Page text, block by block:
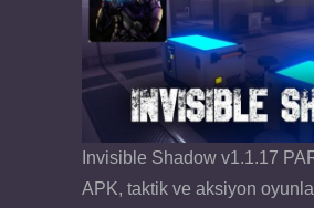
Invisible Shadow v1.1.17
APK, taktik ve aksiyon